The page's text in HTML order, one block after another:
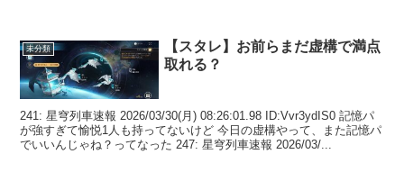
未分類
【スタレ】お前らまだ虚構で満点
取れる？
241: 星穹列車速報 2026/03/30(月) 08:26:01.98 ID:Vvr3ydIS0 記憶パ
が強すぎて愉悦1人も持ってないけど 今日の虚構やって、また記憶パ
でいいんじゃね？ってなった 247: 星穹列車速報 2026/03/...